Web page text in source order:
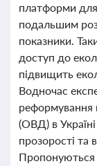
платформи для
подальшим
показники.
доступ до
підвищить
Водночас
реформування
(ОВД) в
прозорості та
Пропонуються